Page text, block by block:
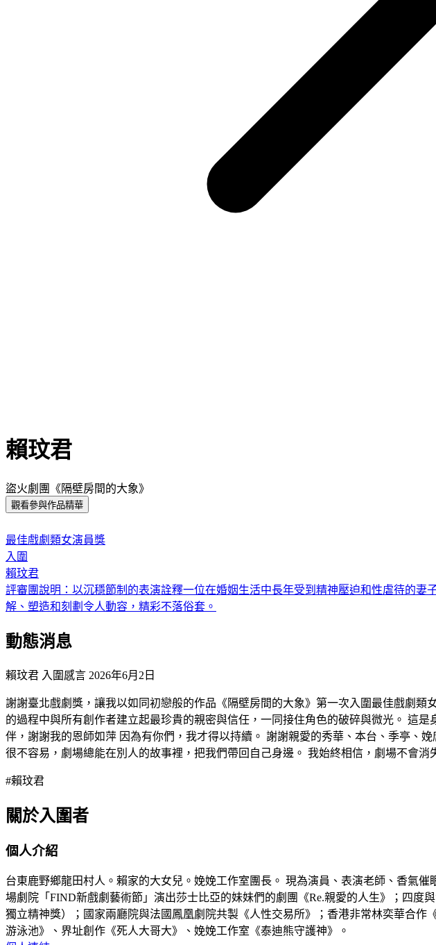
賴玟君
盜火劇團《隔壁房間的大象》
觀看參與作品精華
:::
最佳戲劇類女演員獎
入圍
賴玟君
評審團說明： 以沉穩節制的表演詮釋一位在婚姻生活中長年受到精神壓迫和性虐待的
解、塑造和刻劃令人動容，精彩不落俗套。
動態消息
賴玟君 入圍感言 2026年6月2日
謝謝臺北戲劇獎，讓我以如同初戀般的作品《隔壁房間的大象》第一次入圍最佳戲劇
的過程中與所有創作者建立起最珍貴的親密與信任，一同接住角色的破碎與微光。 這
伴，謝謝我的恩師如萍 因為有你們，我才得以持續。 謝謝親愛的秀華、本台、季亭、
很不容易，劇場總能在別人的故事裡，把我們帶回自己身邊。 我始終相信，劇場不會消
#賴玟君
關於入圍者
個人介紹
台東鹿野鄉龍田村人。賴家的大女兒。娩娩工作室團長。 現為演員、表演老師、香氣
場劇院「FIND新戲劇藝術節」演出莎士比亞的妹妹們的劇團《Re.親愛的人生》；四
獨立精神獎）；國家兩廳院與法國鳳凰劇院共製《人性交易所》；香港非常林奕華合
游泳池》、界址創作《死人大哥大》、娩娩工作室《泰迪熊守護神》。